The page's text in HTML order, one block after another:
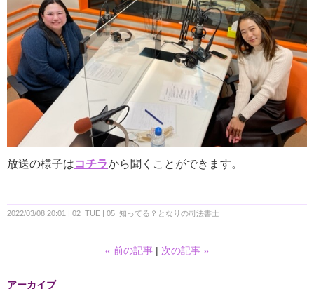
放送の様子はコチラから聞くことができます。
2022/03/08 20:01 02_TUE 05_知ってる？となりの司法書士
« 前の記事 次の記事 »
アーカイブ